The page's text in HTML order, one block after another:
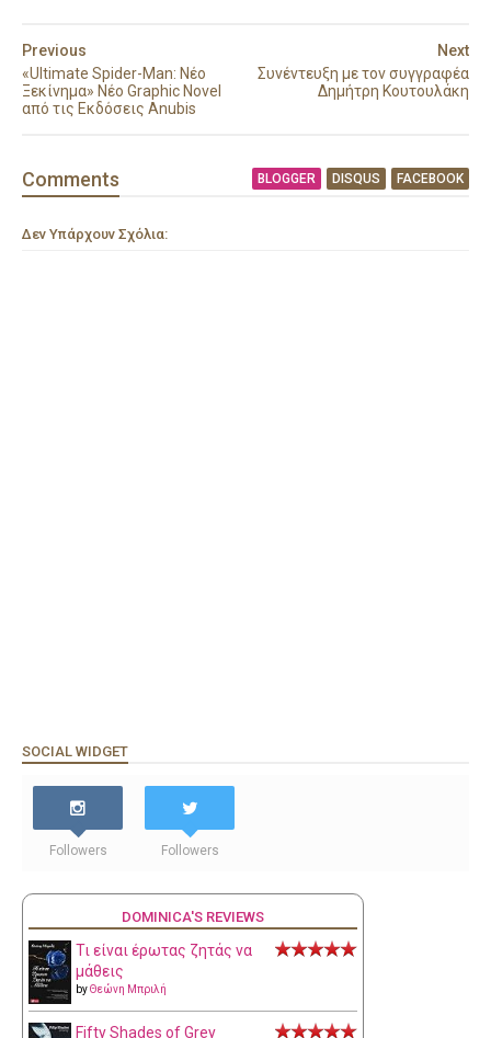
Next
Συνέντευξη με τον συγγραφέα
Δημήτρη Κουτουλάκη
Previous
«Ultimate Spider-Man: Νέο
Ξεκίνημα» Νέο Graphic Novel
από τις Εκδόσεις Anubis
Comments BLOGGER DISQUS FACEBOOK
Δεν Υπάρχουν Σχόλια:
SOCIAL WIDGET
Followers Followers
DOMINICA'S REVIEWS
Τι είναι έρωτας ζητάς να
μάθεις
byΘεώνη Μπριλή
Fifty Shades of Grey